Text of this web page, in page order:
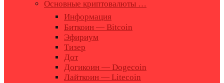
Основные криптовалюты …
Информация
Биткоин — Bitcoin
Эфириум
Тизер
Дот
Догикоин — Dogecoin
Лайткоин — Litecoin